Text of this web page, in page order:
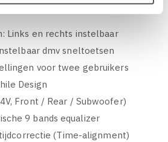
Links en rechts instelbaar
dmv sneltoetsen
voor twee gebruikers
Design
Front / Rear / Subwoofer)
9 bands equalizer
(Time-alignment)